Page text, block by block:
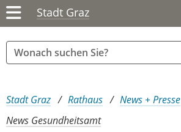
Stadt Graz
Sie sind hier:
Stadt Graz Rathaus News + Presse
News Gesundheitsamt